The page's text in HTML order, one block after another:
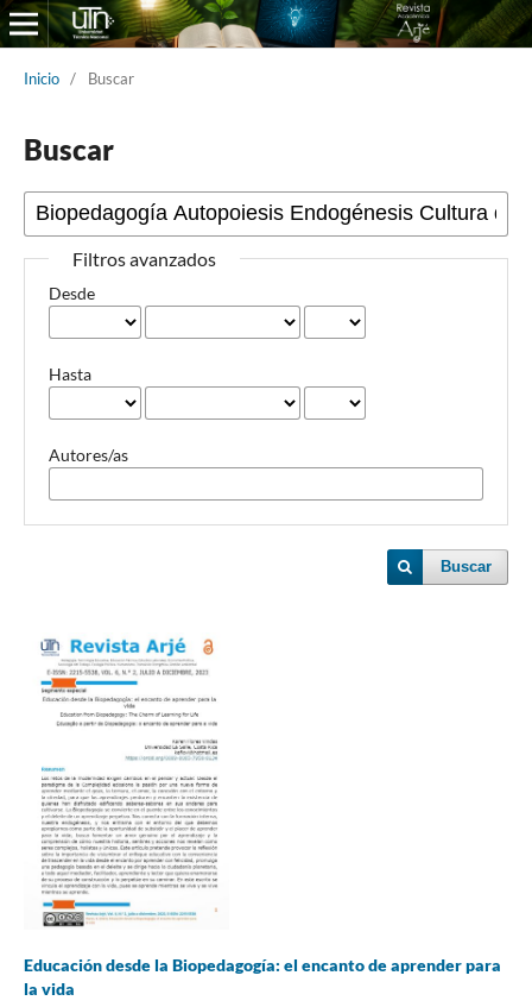
Inicio / Buscar
Buscar
Filtros avanzados
Desde
Hasta
Autores/as
Buscar
Educación desde la Biopedagogía: el encanto de aprender para
la vida